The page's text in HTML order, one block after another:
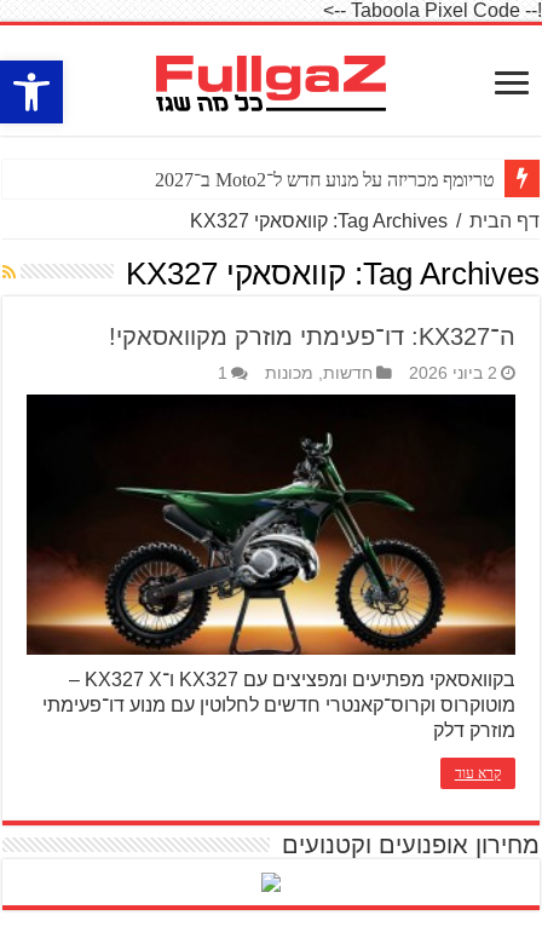
פתח
!-- Taboola Pixel Code -->
טריומף מכריזה על מנוע חדש ל־Moto2 ב־2027
דף הבית / Tag Archives: קוואסאקי KX327
Tag Archives: קוואסאקי KX327
ה־KX327: דו־פעימתי מוזרק מקוואסאקי!
2 ביוני 2026 חדשות מכונות 1
בקוואסאקי מפתיעים ומפציצים עם KX327 ו־KX327 X –
מוטוקרוס וקרוס־קאנטרי חדשים לחלוטין עם מנוע דו־פעימתי
מוזרק דלק
קרא עוד
מחירון אופנועים וקטנועים